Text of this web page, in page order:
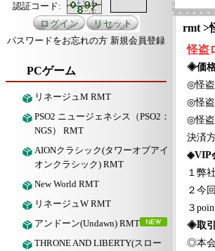
認証コード:
パスワードをお忘れの方 新規会員登録
PCゲーム
リネージュM RMT
PSO2 ニュージェネシス（PSO2：
NGS） RMT
AIONクラシック(タワーオブアイ
オンクラシック) RMT
New World RMT
リネージュW RMT
アンドーン(Undawn) RMT
THRONE AND LIBERTY(スロー
rmt >
怪盗
◈価
◎怪
◎怪
◎怪
決済
◈VIP
１弊
２今
３
◈取
◎本会